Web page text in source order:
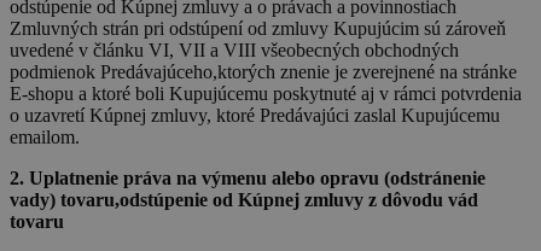
odstúpenie od Kúpnej zmluvy a o právach a povinnostiach
Zmluvných strán pri odstúpení od zmluvy Kupujúcim sú zároveň
uvedené v článku VI, VII a VIII všeobecných obchodných
podmienok Predávajúceho,ktorých znenie je zverejnené na stránke
E-shopu a ktoré boli Kupujúcemu poskytnuté aj v rámci potvrdenia
o uzavretí Kúpnej zmluvy, ktoré Predávajúci zaslal Kupujúcemu
emailom.
2. Uplatnenie práva na výmenu alebo opravu (odstránenie
vady) tovaru,odstúpenie od Kúpnej zmluvy z dôvodu vád
tovaru